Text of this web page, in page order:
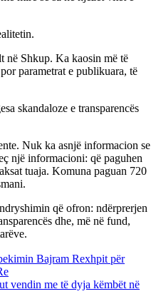
në Shkup. Ka kaosin më të
parametrat e publikuara, të
skandaloze e transparencës
Nuk ka asnjë informacion se
një informacioni: që paguhen
tuaja. Komuna paguan 720
që ofron: ndërprerjen
dhe, më në fund,
Bajram Rexhpit për
vendin me të dyja këmbët në